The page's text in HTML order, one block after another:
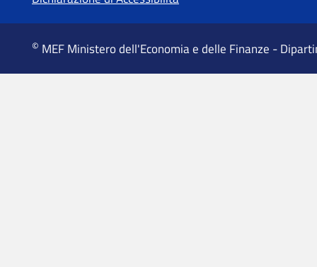
MEF Ministero dell'Economia e delle Finanze -